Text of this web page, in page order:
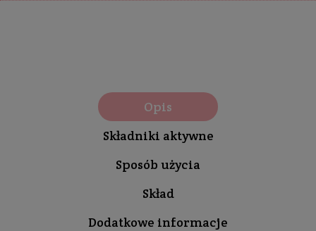
Opis
Składniki aktywne
Sposób użycia
Skład
Dodatkowe informacje